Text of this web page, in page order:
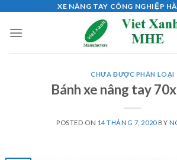
content
XE NÂNG TAY CÔNG NGHIỆP
CHƯA ĐƯỢC PHÂN LOẠI
Bánh xe nâng tay
POSTED ON 14 THÁNG 7, 2020BY